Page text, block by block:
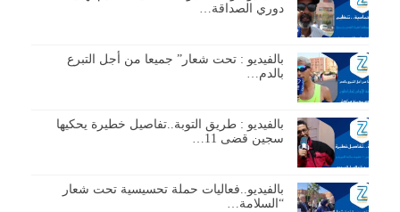
دوري الصداقة…
بالفيديو : تحت شعار” جميعا من أجل التبرع
بالدم…
بالفيديو : طريق التوبة..تفاصيل خطيرة يحكيها
سجين قضى 11…
بالفيديو..فعاليات حملة تحسيسية تحت شعار
“السلامة…